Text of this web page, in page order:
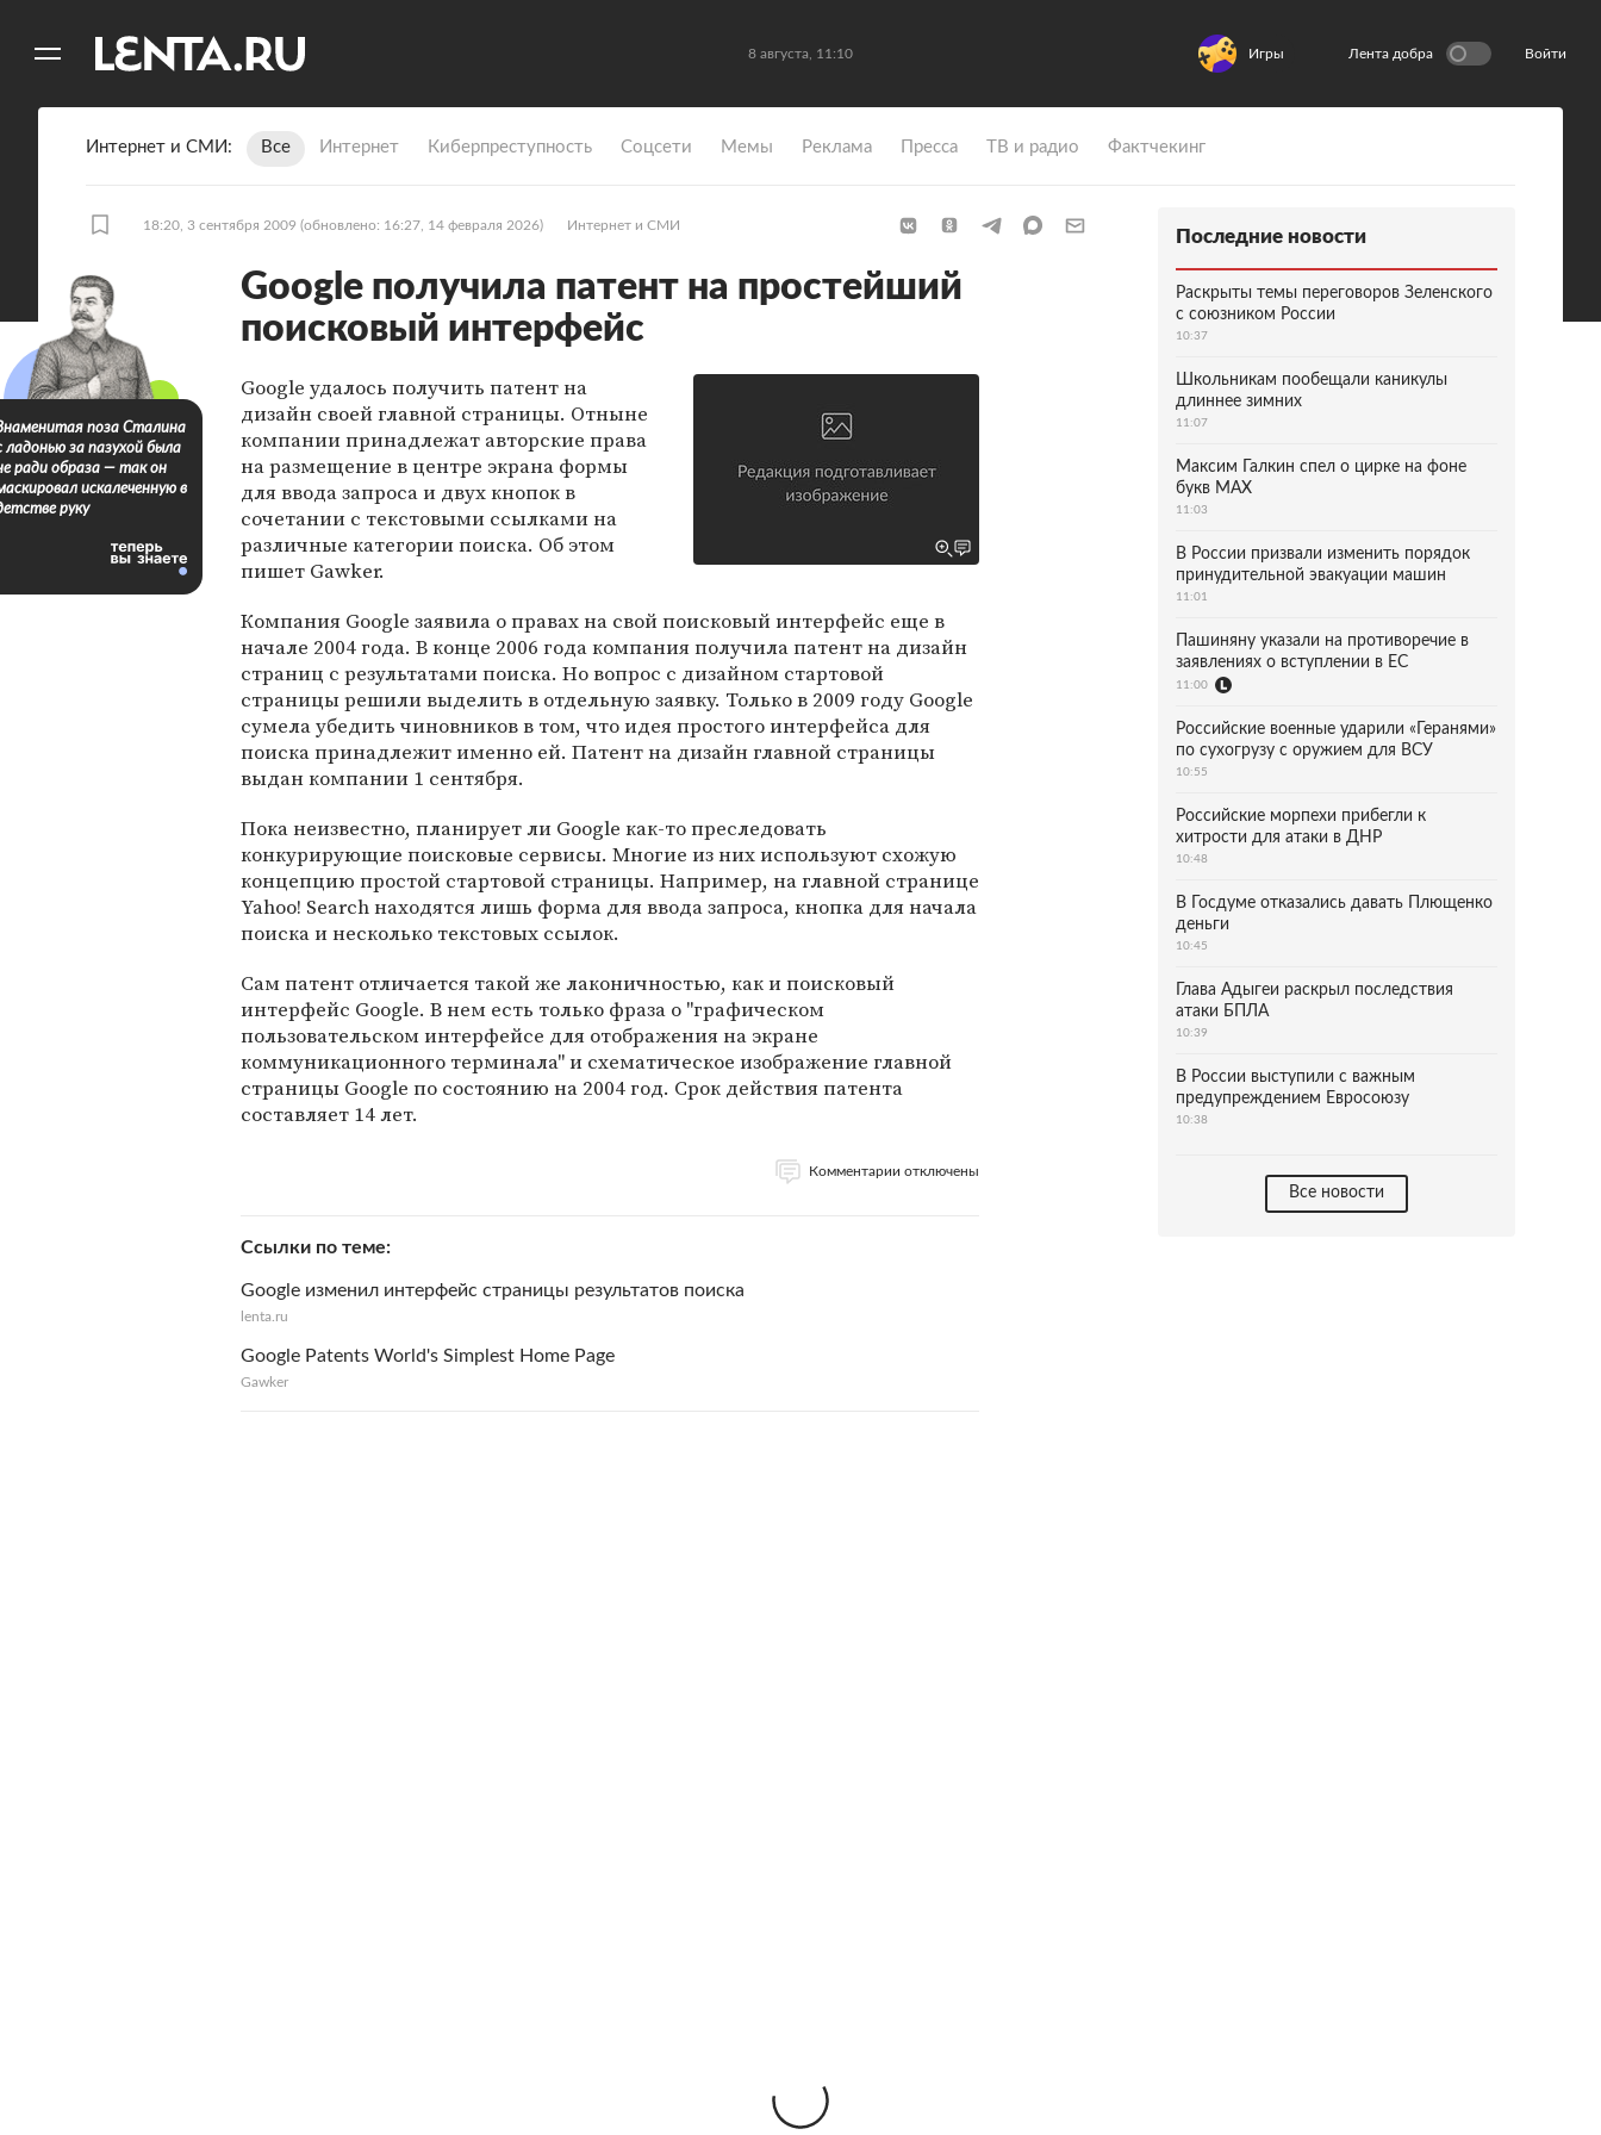
8 августа, 11:10 Игры Лента добра Войти
Интернет и СМИ Все Интернет Киберпреступность Coцсети Мемы Реклама Пресса ТВ и радио Фактчекинг
18:20, 3 сентября 2009 (обновлено: 16:27, 14 февраля 2026) Интернет и СМИ
Google получила патент на простейший
поисковый интерфейс
Google удалось получить патент на
дизайн своей главной страницы. Отныне
компании принадлежат авторские права
на размещение в центре экрана формы
для ввода запроса и двух кнопок в
сочетании с текстовыми ссылками на
различные категории поиска. Об этом
пишет Gawker.
Компания Google заявила о правах на свой поисковый интерфейс еще в
начале 2004 года. В конце 2006 года компания получила патент на дизайн
страниц с результатами поиска. Но вопрос с дизайном стартовой
страницы решили выделить в отдельную заявку. Только в 2009 году Google
сумела убедить чиновников в том, что идея простого интерфейса для
поиска принадлежит именно ей. Патент на дизайн главной страницы
выдан компании 1 сентября.
Пока неизвестно, планирует ли Google как-то преследовать
конкурирующие поисковые сервисы. Многие из них используют схожую
концепцию простой стартовой страницы. Например, на главной странице
Yahoo! Search находятся лишь форма для ввода запроса, кнопка для начала
поиска и несколько текстовых ссылок.
Сам патент отличается такой же лаконичностью, как и поисковый
интерфейс Google. В нем есть только фраза о "графическом
пользовательском интерфейсе для отображения на экране
коммуникационного терминала" и схематическое изображение главной
страницы Google по состоянию на 2004 год. Срок действия патента
составляет 14 лет.
Комментарии отключены
Ссылки по теме
Google изменил интерфейс страницы результатов поиска
lenta.ru
Google Patents World's Simplest Home Page
Gawker
поза Сталина
ладонью за пазухой была
ради образа — так он
искалеченную в
руку
Последние новости
Раскрыты темы переговоров Зеленского
с союзником России
10:37
Школьникам пообещали каникулы
длиннее зимних
11:07
Максим Галкин спел о цирке на фоне
букв MAX
11:03
В России призвали изменить порядок
принудительной эвакуации машин
11:01
Пашиняну указали на противоречие в
заявлениях о вступлении в ЕС
11:00
Российские военные ударили «Геранями»
по сухогрузу с оружием для ВСУ
10:55
Российские морпехи прибегли к
хитрости для атаки в ДНР
10:48
В Госдуме отказались давать Плющенко
деньги
10:45
Глава Адыгеи раскрыл последствия
атаки БПЛА
10:39
В России выступили с важным
предупреждением Евросоюзу
10:38
Все новости